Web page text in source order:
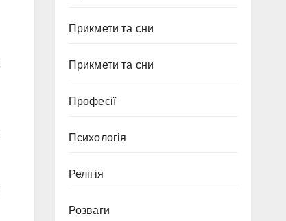
Прикмети та сни
Прикмети та сни
Професії
Психологія
Релігія
Розваги